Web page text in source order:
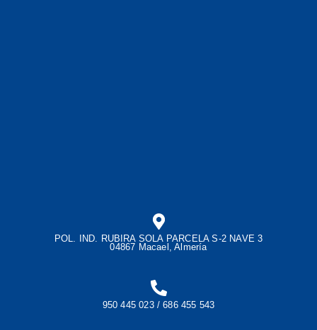
POL. IND. RUBIRA SOLA PARCELA S-2 NAVE 3
04867 Macael, Almería
950 445 023 / 686 455 543